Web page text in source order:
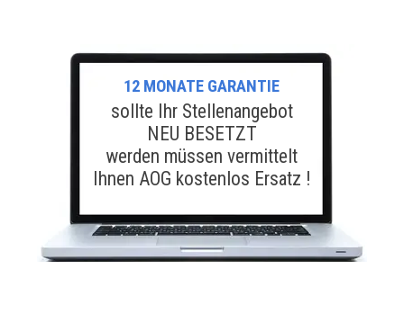
12 MONATE GARANTIE
sollte Ihr Stellenangebot
NEU BESETZT
werden müssen vermittelt
Ihnen AOG kostenlos Ersatz !